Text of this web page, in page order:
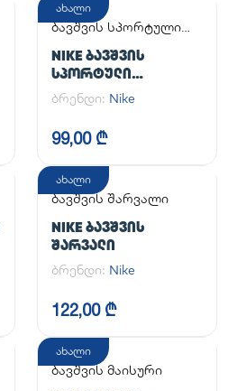
ახალი
ბავშვის სპორტული
NIKE ᲑᲐᲕᲨᲕᲘᲡ
ᲡᲞᲝᲠᲢᲣᲚᲘ
ᲙᲝᲛᲞᲚᲔᲥᲢᲘ
ბრენდი: Nike
99,00 ₾
ახალი
ბავშვის შარვალი
NIKE ᲑᲐᲕᲨᲕᲘᲡ
ᲨᲐᲠᲕᲐᲚᲘ
ბრენდი: Nike
122,00 ₾
ახალი
ბავშვის მაისური